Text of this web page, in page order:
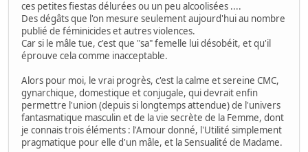
ces petites fiestas délurées ou un peu alcoolisées ....
Des dégâts que l'on mesure seulement aujourd'hui au nombre
publié de féminicides et autres violences.
Car si le mâle tue, c'est que "sa" femelle lui désobéit, et qu'il
éprouve cela comme inacceptable.
Alors pour moi, le vrai progrès, c'est la calme et sereine CMC,
gynarchique, domestique et conjugale, qui devrait enfin
permettre l'union (depuis si longtemps attendue) de l'univers
fantasmatique masculin et de la vie secrète de la Femme, dont
je connais trois éléments : l'Amour donné, l'Utilité simplement
pragmatique pour elle d'un mâle, et la Sensualité de Madame.